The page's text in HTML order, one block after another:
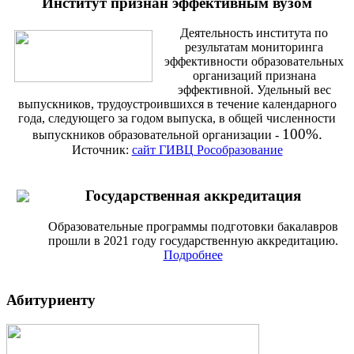
Деятельность института по
результатам мониторинга
эффективности образовательных
организаций признана
эффективной. Удельный вес
выпускников, трудоустроившихся в течение календарного
года, следующего за годом выпуска, в общей численности
выпускников образовательной организации - 100%.
Источник: сайт ГИВЦ Рособразование
Государственная аккредитация
Образовательные программы подготовки бакалавров
прошли в 2021 году государственную аккредитацию.
Подробнее
Абитуриенту